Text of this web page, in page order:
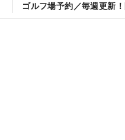
ゴルフ場予約／毎週更新